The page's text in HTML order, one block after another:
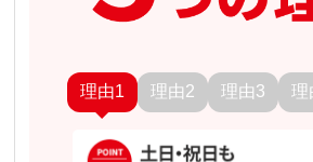
理由1 理由2 理由3 理